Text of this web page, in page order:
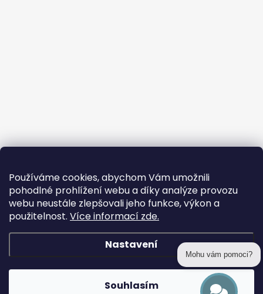
Používáme cookies, abychom Vám umožnili
pohodlné prohlížení webu a díky analýze provozu
webu neustále zlepšovali jeho funkce, výkon a
použitelnost. Více informací zde.
Nastavení
Souhlasím
Copyright 2026prohackovani.cz. Všechna práva vyhrazena.
Mohu vám pomoci?